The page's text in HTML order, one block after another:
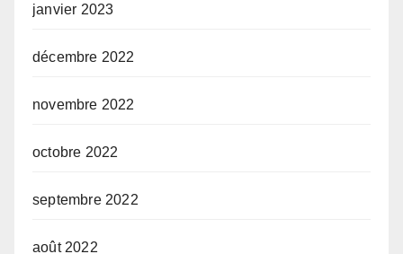
janvier 2023
décembre 2022
novembre 2022
octobre 2022
septembre 2022
août 2022